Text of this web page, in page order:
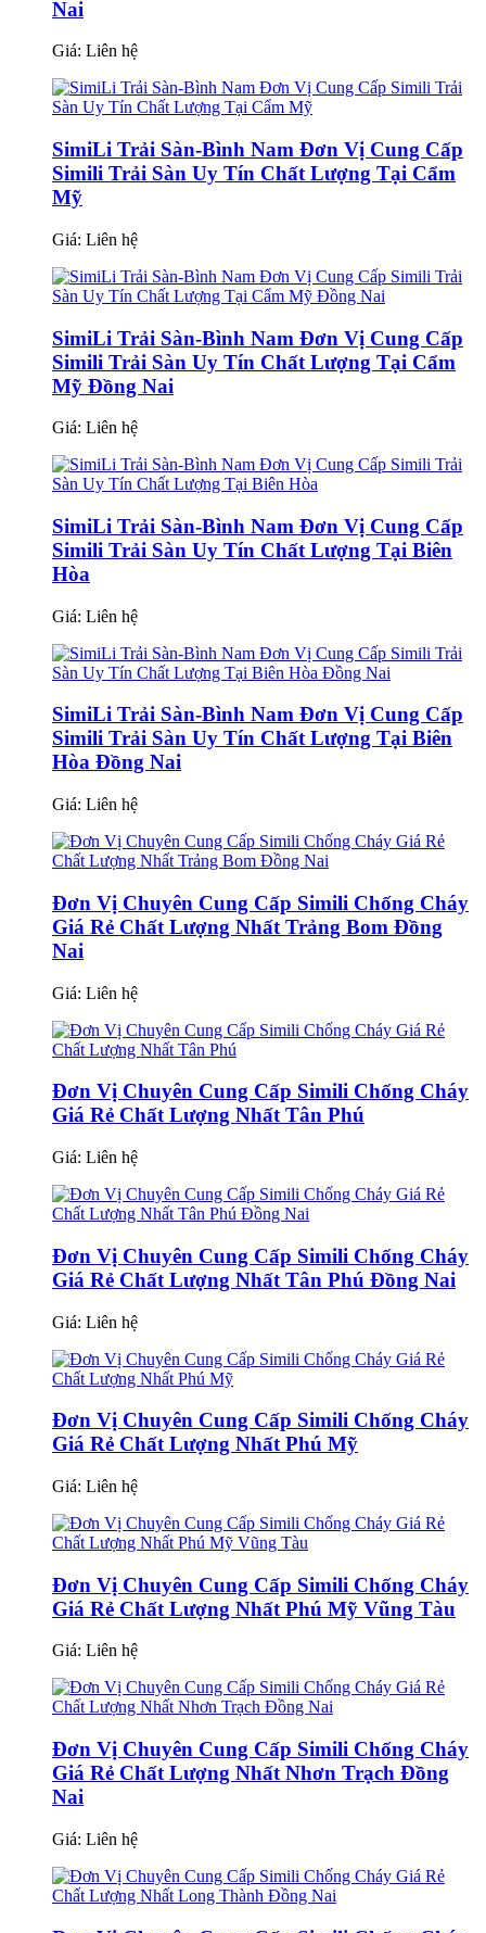
Nai
Giá: Liên hệ
SimiLi Trải Sàn-Bình Nam Đơn Vị Cung Cấp
Simili Trải Sàn Uy Tín Chất Lượng Tại Cẩm
Mỹ
Giá: Liên hệ
SimiLi Trải Sàn-Bình Nam Đơn Vị Cung Cấp
Simili Trải Sàn Uy Tín Chất Lượng Tại Cẩm
Mỹ Đồng Nai
Giá: Liên hệ
SimiLi Trải Sàn-Bình Nam Đơn Vị Cung Cấp
Simili Trải Sàn Uy Tín Chất Lượng Tại Biên
Hòa
Giá: Liên hệ
SimiLi Trải Sàn-Bình Nam Đơn Vị Cung Cấp
Simili Trải Sàn Uy Tín Chất Lượng Tại Biên
Hòa Đồng Nai
Giá: Liên hệ
Đơn Vị Chuyên Cung Cấp Simili Chống Cháy
Giá Rẻ Chất Lượng Nhất Trảng Bom Đồng
Nai
Giá: Liên hệ
Đơn Vị Chuyên Cung Cấp Simili Chống Cháy
Giá Rẻ Chất Lượng Nhất Tân Phú
Giá: Liên hệ
Đơn Vị Chuyên Cung Cấp Simili Chống Cháy
Giá Rẻ Chất Lượng Nhất Tân Phú Đồng Nai
Giá: Liên hệ
Đơn Vị Chuyên Cung Cấp Simili Chống Cháy
Giá Rẻ Chất Lượng Nhất Phú Mỹ
Giá: Liên hệ
Đơn Vị Chuyên Cung Cấp Simili Chống Cháy
Giá Rẻ Chất Lượng Nhất Phú Mỹ Vũng Tàu
Giá: Liên hệ
Đơn Vị Chuyên Cung Cấp Simili Chống Cháy
Giá Rẻ Chất Lượng Nhất Nhơn Trạch Đồng
Nai
Giá: Liên hệ